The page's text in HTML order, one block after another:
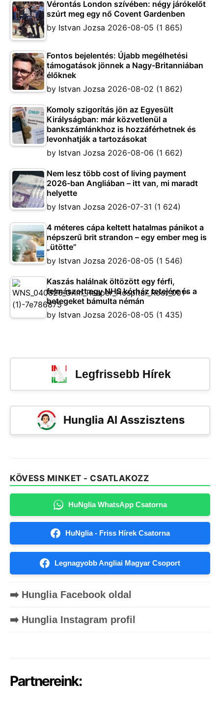
Vérontás London szívében: négy járókelőt
szúrt meg egy nő Covent Gardenben
by Istvan Jozsa 2026-08-05 (1 865)
Fontos bejelentés: Újabb megélhetési
támogatások jönnek a Nagy-Britanniában
élőknek
by Istvan Jozsa 2026-08-02 (1 862)
Komoly szigorítás jön az Egyesült
Királyságban: már közvetlenül a
bankszámlánkhoz is hozzáférhetnek és
levonhatják a tartozásokat
by Istvan Jozsa 2026-08-06 (1 662)
Nem lesz több cost of living payment
2026-ban Angliában – itt van, mi maradt
helyette
by Istvan Jozsa 2026-07-31 (1 624)
4 méteres cápa keltett hatalmas pánikot a
népszerű brit strandon – egy ember meg is
„ütötte”
by Istvan Jozsa 2026-08-05 (1 546)
Kaszás halálnak öltözött egy férfi,
felmászott egy NHS kórház tetejére és a
betegeket bámulta némán
by Istvan Jozsa 2026-08-05 (1 435)
Legfrissebb Hírek
Hunglia AI Asszisztens
KÖVESS MINKET - CSATLAKOZZ
HuNglia WhatsApp Csatorna
HuNglia - Friss Hírek Csatorna
Legnagyobb Angliai Magyar Csoport
➡️ Hunglia Facebook oldal
➡️ Hunglia Instagram profil
Partnereink: